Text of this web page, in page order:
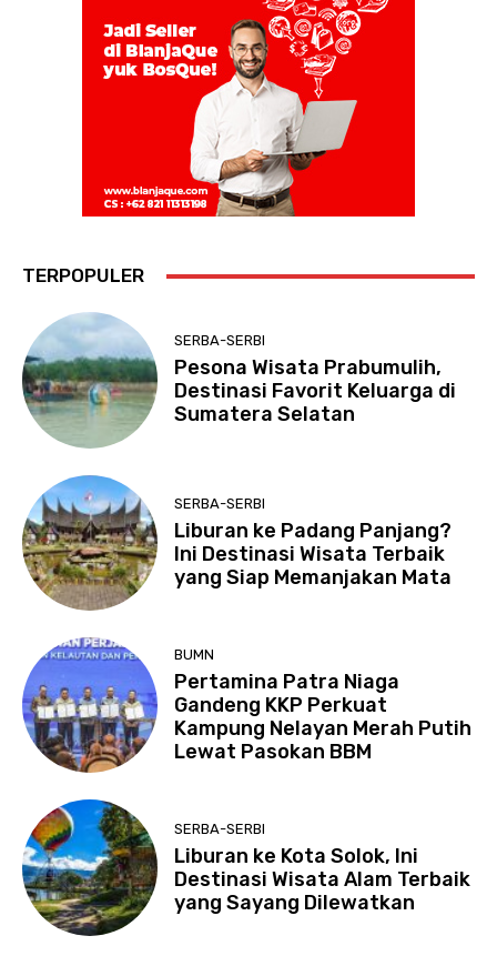
TERPOPULER
SERBA-SERBI
Pesona Wisata Prabumulih,
Destinasi Favorit Keluarga di
Sumatera Selatan
SERBA-SERBI
Liburan ke Padang Panjang?
Ini Destinasi Wisata Terbaik
yang Siap Memanjakan Mata
BUMN
Pertamina Patra Niaga
Gandeng KKP Perkuat
Kampung Nelayan Merah Putih
Lewat Pasokan BBM
SERBA-SERBI
Liburan ke Kota Solok, Ini
Destinasi Wisata Alam Terbaik
yang Sayang Dilewatkan